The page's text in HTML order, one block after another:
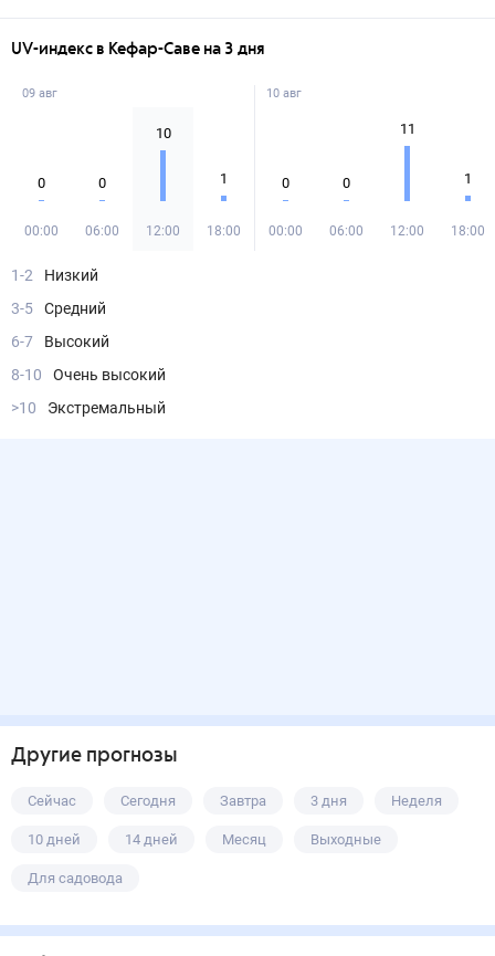
UV-индекс в Кефар-Саве на 3 дня
09 авг
0
00:00
0
06:00
10
12:00
1
18:00
10 авг
0
00:00
0
06:00
11
12:00
1
18:00
1-2
Низкий
3-5
Средний
6-7
Высокий
8-10
Очень высокий
>10
Экстремальный
Другие прогнозы
Сейчас Сегодня Завтра 3 дня Неделя
10 дней 14 дней Месяц Выходные
Для садовода